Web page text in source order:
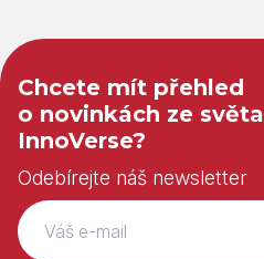
Chcete mít přehled
o novinkách ze světa
InnoVerse?
Odebírejte náš newsletter